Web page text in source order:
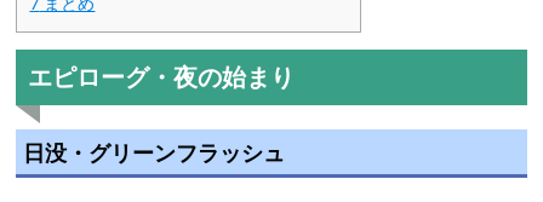
エピローグ・夜の始まり
日没・グリーンフラッシュ